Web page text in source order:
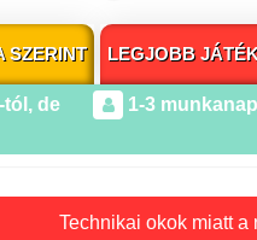
SZERINT LEGJOBB
tól, de
1-3
Technikai okok miatt